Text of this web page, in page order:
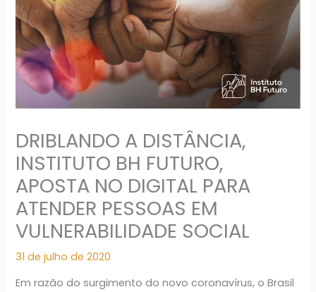
DRIBLANDO A DISTÂNCIA,
INSTITUTO BH FUTURO,
APOSTA NO DIGITAL PARA
ATENDER PESSOAS EM
VULNERABILIDADE SOCIAL
31 de julho de 2020
Em razão do surgimento do novo coronavírus, o Brasil